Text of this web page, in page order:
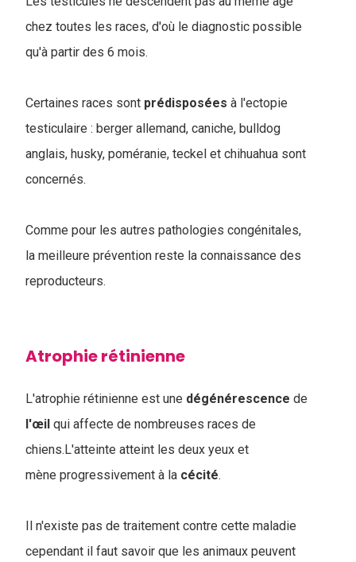
chez toutes les races, d'où le diagnostic possible
qu'à partir des 6 mois.
Certaines races sont prédisposées à l'ectopie
testiculaire : berger allemand, caniche, bulldog
anglais, husky, poméranie, teckel et chihuahua sont
concernés.
Comme pour les autres pathologies congénitales,
la meilleure prévention reste la connaissance des
reproducteurs.
Atrophie rétinienne
L'atrophie rétinienne est une dégénérescence de
l'œil qui affecte de nombreuses races de
chiens.L'atteinte atteint les deux yeux et
mène progressivement à la cécité.
Il n'existe pas de traitement contre cette maladie
cependant il faut savoir que les animaux peuvent